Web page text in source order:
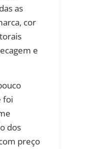
as
cor
e
foi
dos
preço